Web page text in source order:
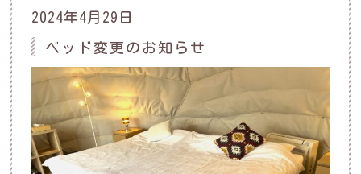
2024年4月29日
ベッド変更のお知らせ